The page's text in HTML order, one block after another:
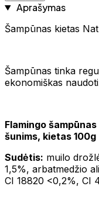
Aprašymas
Šampūnas kietas
Šampūnas tinka
ekonomiškas
Flamingo
šunims, kietas 100g
Sudėtis: muilo
1,5%, arbatmedžio
CI 18820 <0,2%, CI